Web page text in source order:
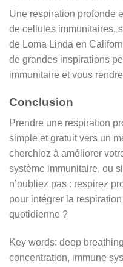
Une respiration profonde
de cellules immunitaires,
de Loma Linda en
de grandes inspirations
immunitaire et vous
Conclusion
Prendre une respiration
simple et gratuit vers un
cherchiez à améliorer
système immunitaire, ou
n’oubliez pas : respirez
pour intégrer la
quotidienne ?
Key words: deep
concentration, immune